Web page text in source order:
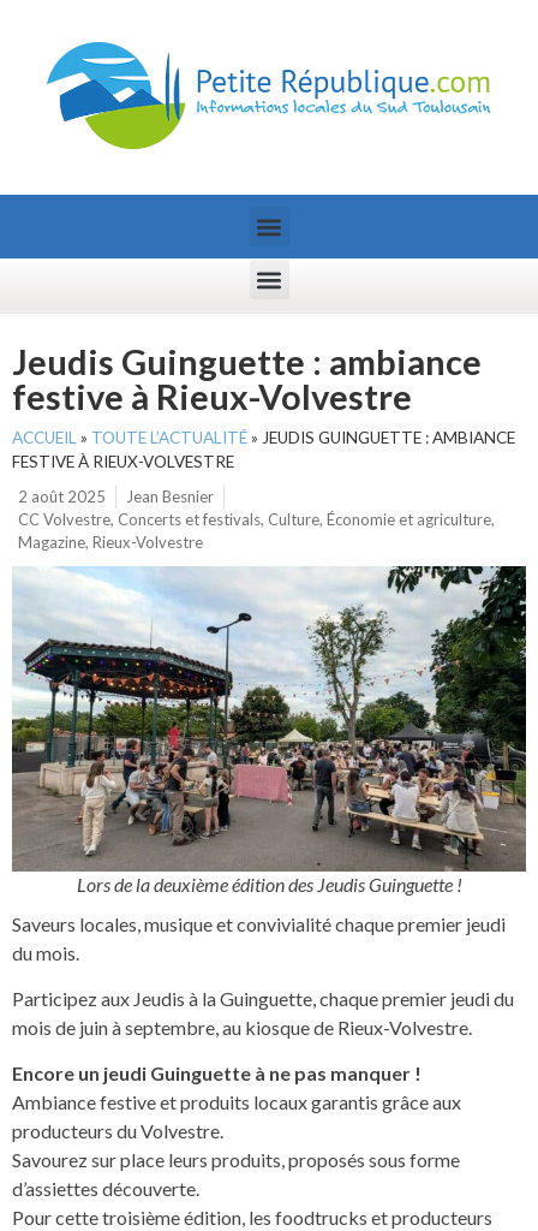
Jeudis Guinguette : ambiance
festive à Rieux-Volvestre
ACCUEIL » TOUTE L’ACTUALITÉ» JEUDIS GUINGUETTE : AMBIANCE
FESTIVE À RIEUX-VOLVESTRE
2 août 2025
Jean Besnier
CC Volvestre, Concerts et festivals, Culture, Économie et agriculture,
Magazine, Rieux-Volvestre
Lors de la deuxième édition des Jeudis Guinguette !
Saveurs locales, musique et convivialité chaque premier jeudi
du mois.
Participez aux Jeudis à la Guinguette, chaque premier jeudi du
mois de juin à septembre, au kiosque de Rieux-Volvestre.
Encore un jeudi Guinguette à ne pas manquer !
Ambiance festive et produits locaux garantis grâce aux
producteurs du Volvestre.
Savourez sur place leurs produits, proposés sous forme
d’assiettes découverte.
Pour cette troisième édition, les foodtrucks et producteurs